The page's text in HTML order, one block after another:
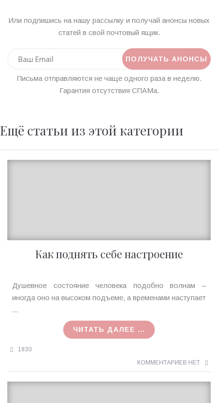
Или подпишись на нашу рассылку и получай анонсы новых
статей в свой почтовый ящик.
Письма отправляются не чаще одного раза в неделю.
Гарантия отсутствия СПАМа.
Ещё статьи из этой категории
Как поднять себе настроение
Ирина
MagicTantra
Душевное состояние человека подобно волнам –
иногда оно на высоком подъеме, а временами наступает
...
ЧИТАТЬ ДАЛЕЕ ...
1830
КОММЕНТАРИЕВ НЕТ